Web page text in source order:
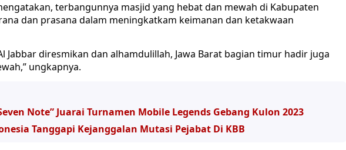
terbangunnya masjid yang hebat dan mewah di Kabupaten
dan prasana dalam meningkatkam keimanan dan ketakwaan
Jabbar diresmikan dan alhamdulillah, Jawa Barat bagian timur hadir juga
ungkapnya.
Note” Juarai Turnamen Mobile Legends Gebang Kulon 2023
Tanggapi Kejanggalan Mutasi Pejabat Di KBB